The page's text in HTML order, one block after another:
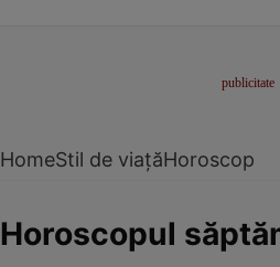
HomeStil de viațăHoroscop
Horoscopul